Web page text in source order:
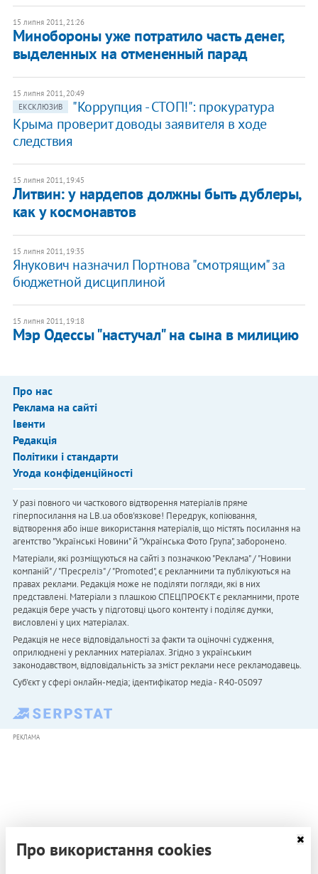
15 липня 2011, 21:26
Минобороны уже потратило часть денег,
выделенных на отмененный парад
15 липня 2011, 20:49
ЕКСКЛЮЗИВ
"Коррупция - СТОП!": прокуратура
Крыма проверит доводы заявителя в ходе
следствия
15 липня 2011, 19:45
Литвин: у нардепов должны быть дублеры,
как у космонавтов
15 липня 2011, 19:35
Янукович назначил Портнова "смотрящим" за
бюджетной дисциплиной
15 липня 2011, 19:18
Мэр Одесcы "настучал" на сына в милицию
Про нас
Реклама на сайті
Івенти
Редакція
Політики і стандарти
Угода конфіденційності
У разі повного чи часткового відтворення матеріалів пряме
гіперпосилання на LB.ua обов'язкове! Передрук, копіювання,
відтворення або інше використання матеріалів, що містять посилання на
агентство "Українськi Новини" й "Українська Фото Група", заборонено.
Матеріали, які розміщуються на сайті з позначкою "Реклама" / "Новини
компаній" / "Пресреліз" / "Promoted", є рекламними та публікуються на
правах реклами. Редакція може не поділяти погляди, які в них
представлені. Матеріали з плашкою СПЕЦПРОЄКТ є рекламними, проте
редакція бере участь у підготовці цього контенту і поділяє думки,
висловлені у цих матеріалах.
Редакція не несе відповідальності за факти та оціночні судження,
оприлюднені у рекламних матеріалах. Згідно з українським
законодавством, відповідальність за зміст реклами несе рекламодавець.
Cуб'єкт у сфері онлайн-медіа; ідентифікатор медіа - R40-05097
РЕКЛАМА
Про використання cookies